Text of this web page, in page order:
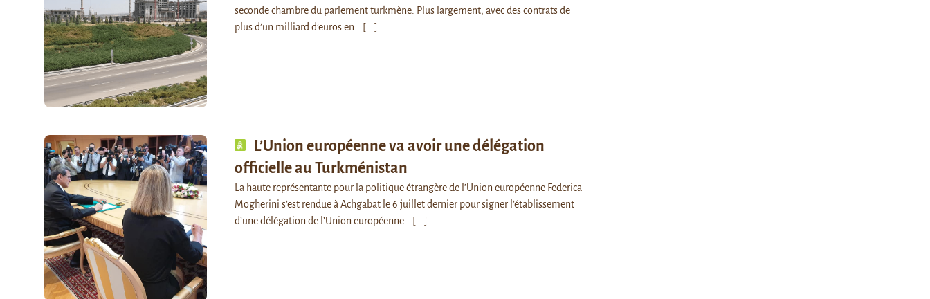
seconde chambre du parlement turkmène. Plus largement, avec des contrats de
plus d’un milliard d’euros en…
[...]
L’Union européenne va avoir une délégation
officielle au Turkménistan
La haute représentante pour la politique étrangère de l’Union européenne Federica
Mogherini s’est rendue à Achgabat le 6 juillet dernier pour signer l’établissement
d’une délégation de l’Union européenne…
[...]